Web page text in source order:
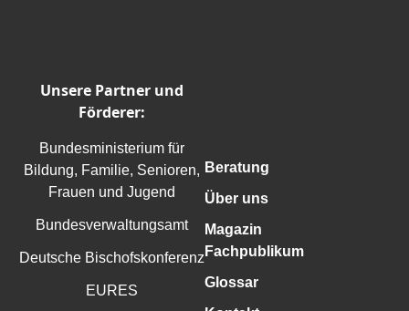
Unsere Partner und
Förderer:
Bundesministerium für
Bildung, Familie, Senioren,
Frauen und Jugend
Bundesverwaltungsamt
Deutsche Bischofskonferenz
EURES
Beratung
Über uns
Magazin
Fachpublikum
Glossar